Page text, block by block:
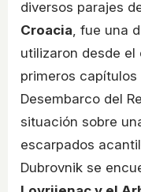
diversos parajes
Croacia , fue una
utilizaron desde el
primeros
Desembarco del
situación sobre
escarpados
Dubrovnik se